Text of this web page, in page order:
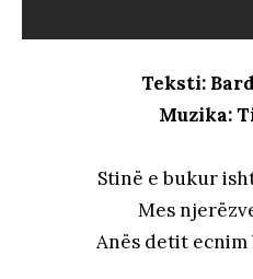
Teksti:
Muzika:
Stinë e bukur
Mes
Anës detit ecnim